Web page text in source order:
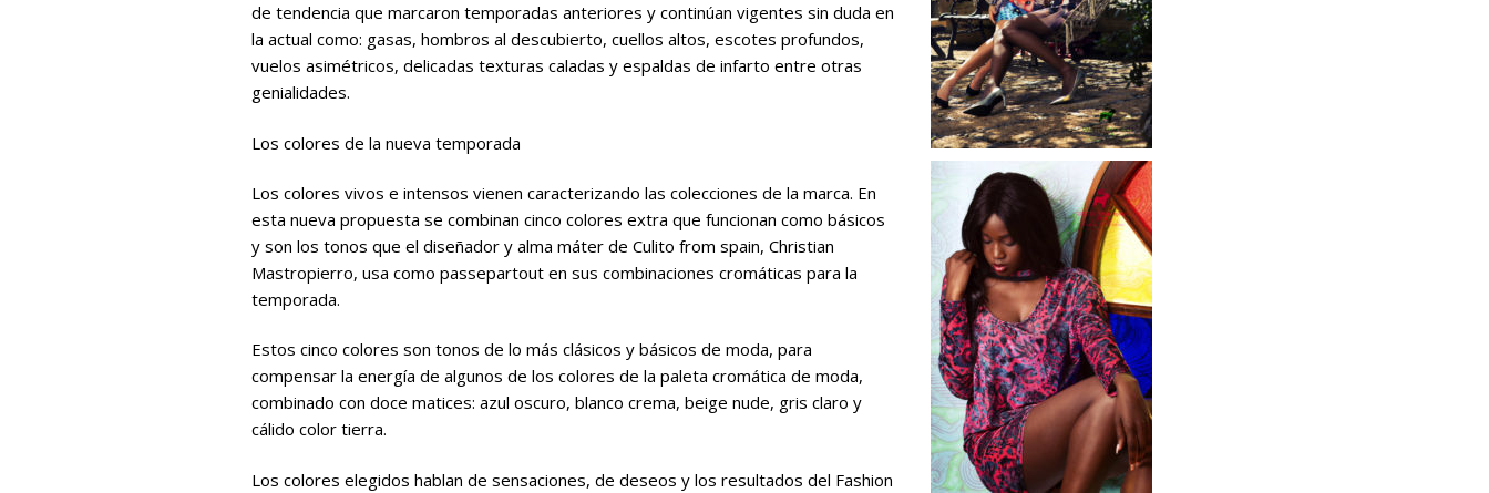
de tendencia que marcaron temporadas anteriores y continúan vigentes sin duda en
la actual como: gasas, hombros al descubierto, cuellos altos, escotes profundos,
vuelos asimétricos, delicadas texturas caladas y espaldas de infarto entre otras
genialidades.
Los colores de la nueva temporada
Los colores vivos e intensos vienen caracterizando las colecciones de la marca. En
esta nueva propuesta se combinan cinco colores extra que funcionan como básicos
y son los tonos que el diseñador y alma máter de Culito from spain, Christian
Mastropierro, usa como passepartout en sus combinaciones cromáticas para la
temporada.
Estos cinco colores son tonos de lo más clásicos y básicos de moda, para
compensar la energía de algunos de los colores de la paleta cromática de moda,
combinado con doce matices: azul oscuro, blanco crema, beige nude, gris claro y
cálido color tierra.
Los colores elegidos hablan de sensaciones, de deseos y los resultados del Fashion